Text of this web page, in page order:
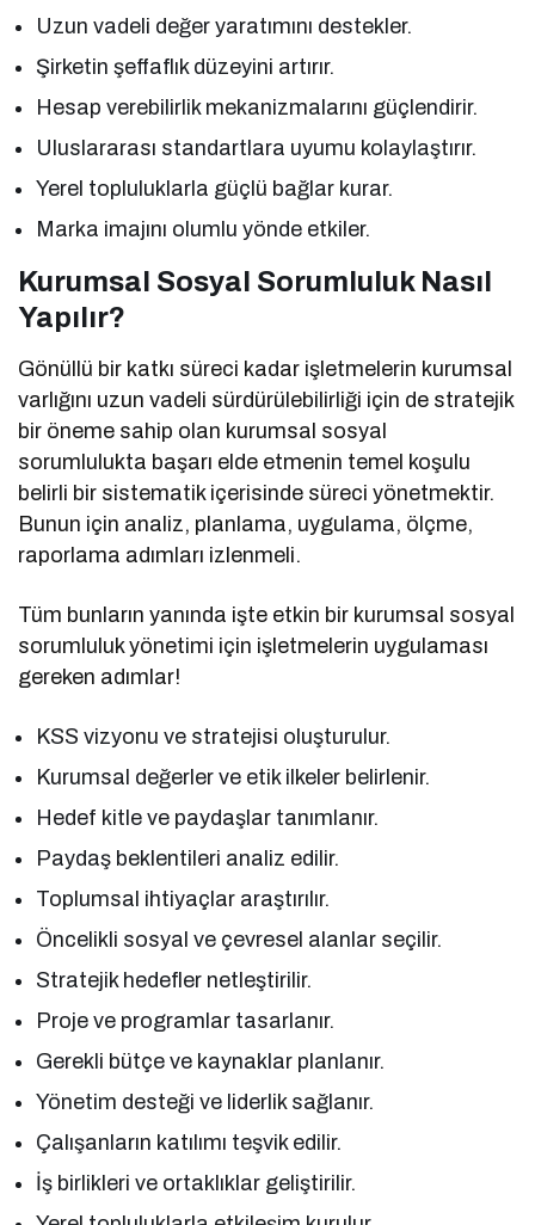
Uzun vadeli değer yaratımını destekler.
Şirketin şeffaflık düzeyini artırır.
Hesap verebilirlik mekanizmalarını güçlendirir.
Uluslararası standartlara uyumu kolaylaştırır.
Yerel topluluklarla güçlü bağlar kurar.
Marka imajını olumlu yönde etkiler.
Kurumsal Sosyal Sorumluluk Nasıl
Yapılır?
Gönüllü bir katkı süreci kadar işletmelerin kurumsal
varlığını uzun vadeli sürdürülebilirliği için de stratejik
bir öneme sahip olan kurumsal sosyal
sorumlulukta başarı elde etmenin temel koşulu
belirli bir sistematik içerisinde süreci yönetmektir.
Bunun için analiz, planlama, uygulama, ölçme,
raporlama adımları izlenmeli.
Tüm bunların yanında işte etkin bir kurumsal sosyal
sorumluluk yönetimi için işletmelerin uygulaması
gereken adımlar!
KSS vizyonu ve stratejisi oluşturulur.
Kurumsal değerler ve etik ilkeler belirlenir.
Hedef kitle ve paydaşlar tanımlanır.
Paydaş beklentileri analiz edilir.
Toplumsal ihtiyaçlar araştırılır.
Öncelikli sosyal ve çevresel alanlar seçilir.
Stratejik hedefler netleştirilir.
Proje ve programlar tasarlanır.
Gerekli bütçe ve kaynaklar planlanır.
Yönetim desteği ve liderlik sağlanır.
Çalışanların katılımı teşvik edilir.
İş birlikleri ve ortaklıklar geliştirilir.